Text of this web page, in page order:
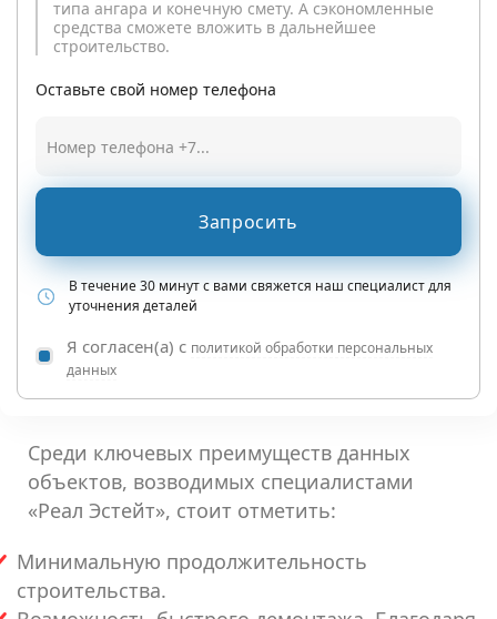
типа ангара и конечную смету. А сэкономленные
средства сможете вложить в дальнейшее
строительство.
Оставьте свой номер телефона
Запросить
В течение 30 минут с вами свяжется наш специалист для
уточнения деталей
Я согласен(а) с политикой обработки персональных
данных
Среди ключевых преимуществ данных
объектов, возводимых специалистами
«Реал Эстейт», стоит отметить:
Минимальную продолжительность
строительства.